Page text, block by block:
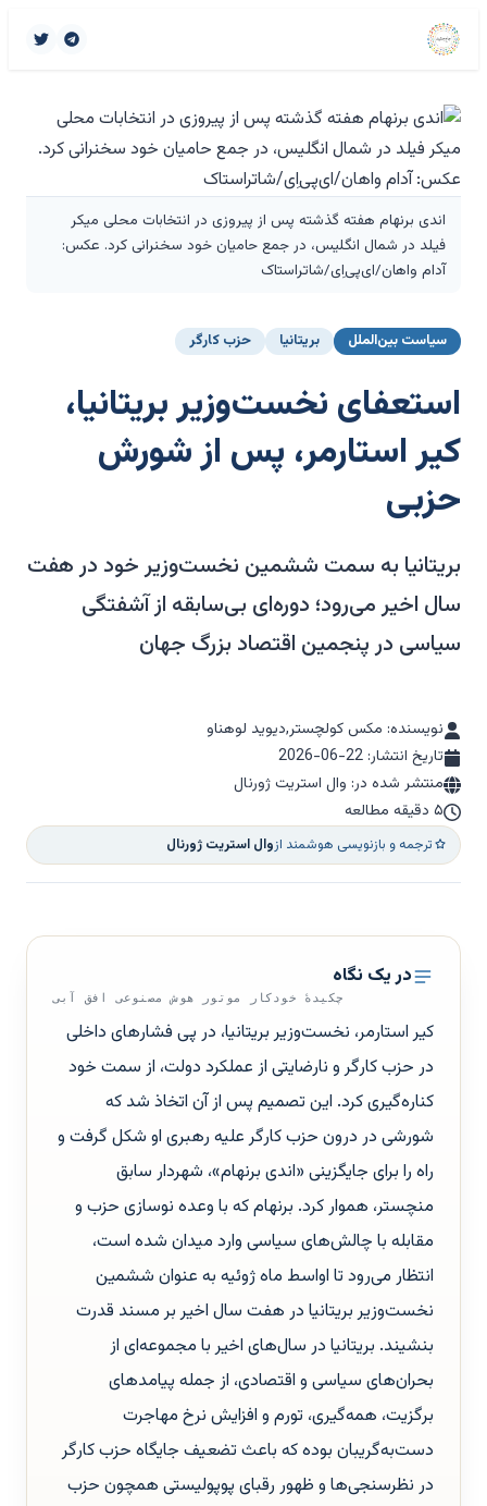
اندی برنهام هفته گذشته پس از پیروزی در انتخابات محلی میکر
فیلد در شمال انگلیس، در جمع حامیان خود سخنرانی کرد. عکس:
آدام واهان/ای‌پی‌اِی/شاتراستاک
سیاست بین‌الملل بریتانیا حزب کارگر
استعفای نخست‌وزیر بریتانیا،
کیر استارمر، پس از شورش
حزبی
بریتانیا به سمت ششمین نخست‌وزیر خود در هفت
سال اخیر می‌رود؛ دوره‌ای بی‌سابقه از آشفتگی
سیاسی در پنجمین اقتصاد بزرگ جهان
نویسنده: مکس کولچستر,دیوید لوهناو
تاریخ انتشار: 2026-06-22
منتشر شده در: وال استریت ژورنال
۵ دقیقه مطالعه
ترجمه و بازنویسی هوشمند ازوال استریت ژورنال
در یک نگاه
چکیدهٔ خودکار موتور هوش مصنوعی افق آبی
کیر استارمر، نخست‌وزیر بریتانیا، در پی فشارهای داخلی
در حزب کارگر و نارضایتی از عملکرد دولت، از سمت خود
کناره‌گیری کرد. این تصمیم پس از آن اتخاذ شد که
شورشی در درون حزب کارگر علیه رهبری او شکل گرفت و
راه را برای جایگزینی «اندی برنهام»، شهردار سابق
منچستر، هموار کرد. برنهام که با وعده نوسازی حزب و
مقابله با چالش‌های سیاسی وارد میدان شده است،
انتظار می‌رود تا اواسط ماه ژوئیه به عنوان ششمین
نخست‌وزیر بریتانیا در هفت سال اخیر بر مسند قدرت
بنشیند. بریتانیا در سال‌های اخیر با مجموعه‌ای از
بحران‌های سیاسی و اقتصادی، از جمله پیامدهای
برگزیت، همه‌گیری، تورم و افزایش نرخ مهاجرت
دست‌به‌گریبان بوده که باعث تضعیف جایگاه حزب کارگر
در نظرسنجی‌ها و ظهور رقبای پوپولیستی همچون حزب